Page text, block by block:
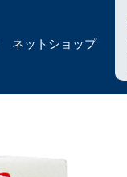
ネットショップ